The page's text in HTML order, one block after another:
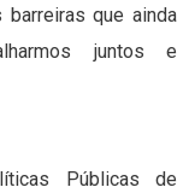
que ainda
juntos e
Públicas de